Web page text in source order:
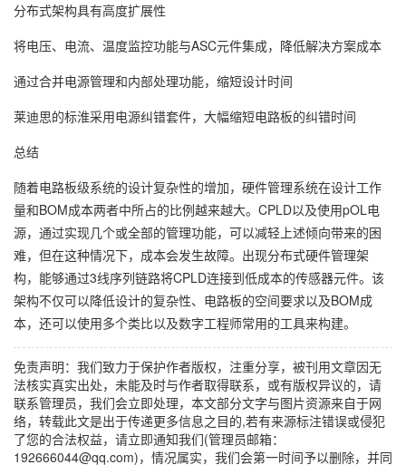
分布式架构具有高度扩展性
将电压、电流、温度监控功能与ASC元件集成，降低解决方案成本
通过合并电源管理和内部处理功能，缩短设计时间
莱迪思的标淮采用电源纠错套件，大幅缩短电路板的纠错时间
总结
随着电路板级系统的设计复杂性的增加，硬件管理系统在设计工作
量和BOM成本两者中所占的比例越来越大。CPLD以及使用pOL电
源，通过实现几个或全部的管理功能，可以减轻上述倾向带来的困
难，但在这种情况下，成本会发生故障。出现分布式硬件管理架
构，能够通过3线序列链路将CPLD连接到低成本的传感器元件。该
架构不仅可以降低设计的复杂性、电路板的空间要求以及BOM成
本，还可以使用多个类比以及数字工程师常用的工具来构建。
免责声明：我们致力于保护作者版权，注重分享，被刊用文章因无
法核实真实出处，未能及时与作者取得联系，或有版权异议的，请
联系管理员，我们会立即处理，本文部分文字与图片资源来自于网
络，转载此文是出于传递更多信息之目的,若有来源标注错误或侵犯
了您的合法权益，请立即通知我们(管理员邮箱：
192666044@qq.com)，情况属实，我们会第一时间予以删除，并同